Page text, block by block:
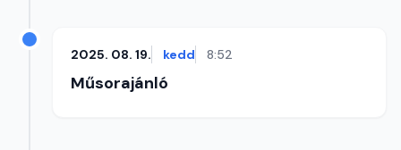
2025. 08. 19. kedd 8:52
Műsorajánló